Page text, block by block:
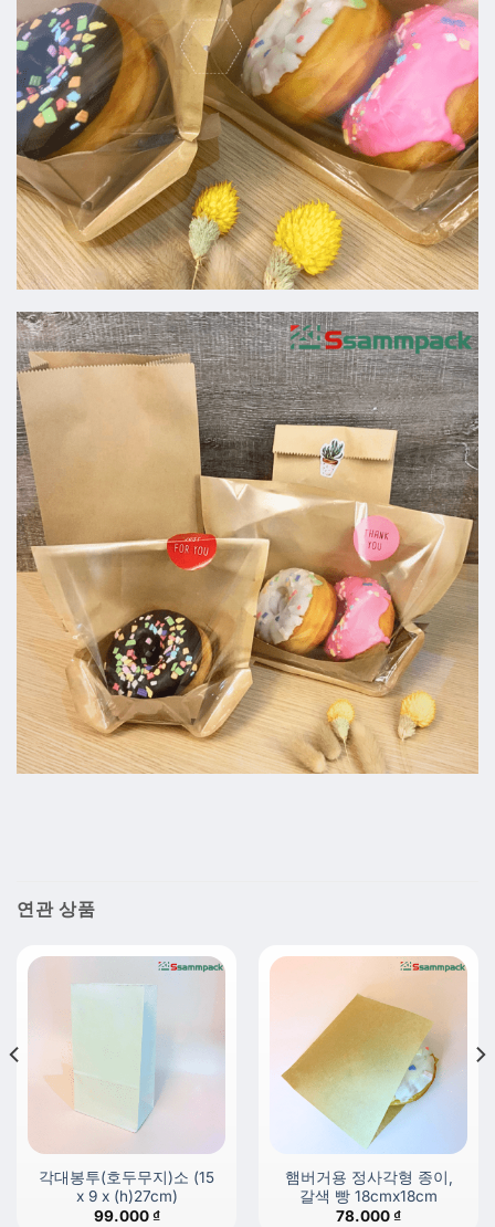
연관 상품
각대봉투(호두무지)소 (15
x 9 x (h)27cm)
99.000₫
햄버거용 정사각형 종이,
갈색 빵 18cmx18cm
78.000₫